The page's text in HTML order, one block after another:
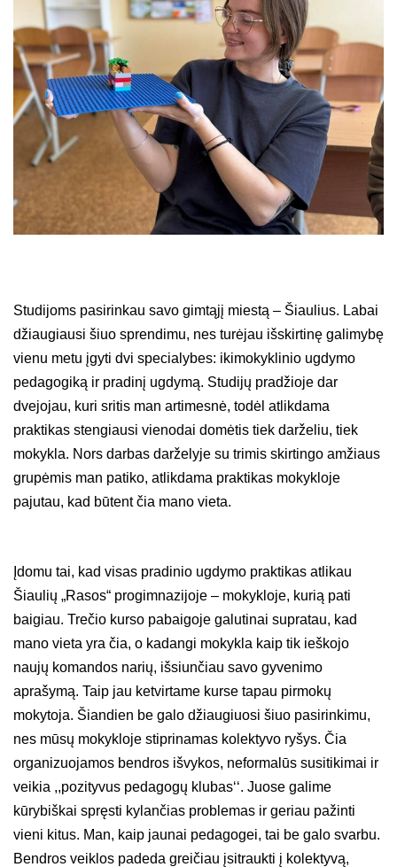
Studijoms pasirinkau savo gimtąjį miestą – Šiaulius. Labai
džiaugiausi šiuo sprendimu, nes turėjau išskirtinę galimybę
vienu metu įgyti dvi specialybes: ikimokyklinio ugdymo
pedagogiką ir pradinį ugdymą. Studijų pradžioje dar
dvejojau, kuri sritis man artimesnė, todėl atlikdama
praktikas stengiausi vienodai domėtis tiek darželiu, tiek
mokykla. Nors darbas darželyje su trimis skirtingo amžiaus
grupėmis man patiko, atlikdama praktikas mokykloje
pajutau, kad būtent čia mano vieta.
Įdomu tai, kad visas pradinio ugdymo praktikas atlikau
Šiaulių „Rasos“ progimnazijoje – mokykloje, kurią pati
baigiau. Trečio kurso pabaigoje galutinai supratau, kad
mano vieta yra čia, o kadangi mokykla kaip tik ieškojo
naujų komandos narių, išsiunčiau savo gyvenimo
aprašymą. Taip jau ketvirtame kurse tapau pirmokų
mokytoja. Šiandien be galo džiaugiuosi šiuo pasirinkimu,
nes mūsų mokykloje stiprinamas kolektyvo ryšys. Čia
organizuojamos bendros išvykos, neformalūs susitikimai ir
veikia ,,pozityvus pedagogų klubas‘‘. Juose galime
kūrybiškai spręsti kylančias problemas ir geriau pažinti
vieni kitus. Man, kaip jaunai pedagogei, tai be galo svarbu.
Bendros veiklos padeda greičiau įsitraukti į kolektyvą,